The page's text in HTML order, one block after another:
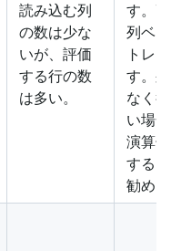
読み込む列
の数は少な
いが、評価
する行の数
は多い。
す。
列ベ
トレ
す。
なく
い場
演算
する
勧め